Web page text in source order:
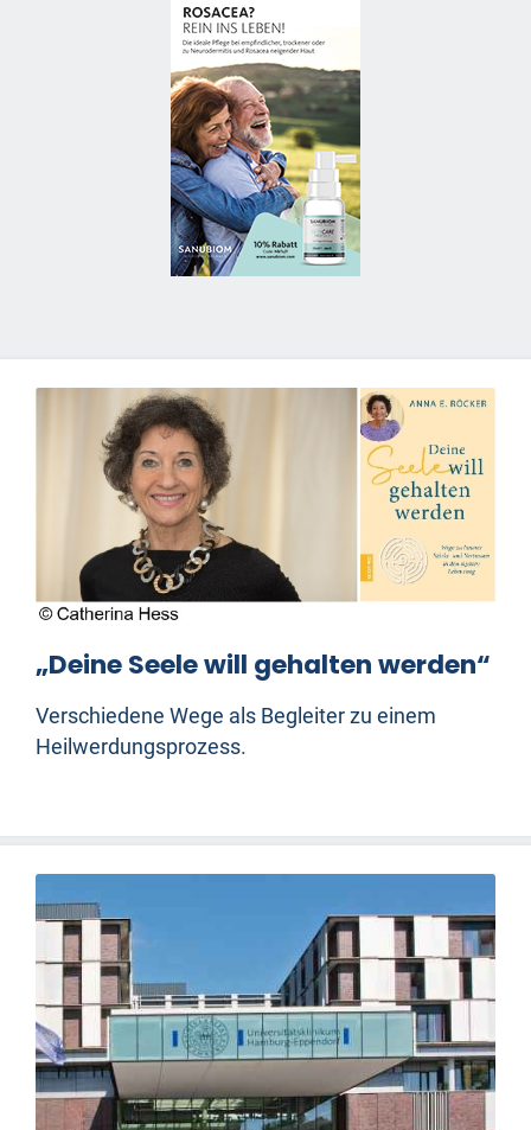
„Deine Seele will gehalten werden“
Verschiedene Wege als Begleiter zu einem
Heilwerdungsprozess.